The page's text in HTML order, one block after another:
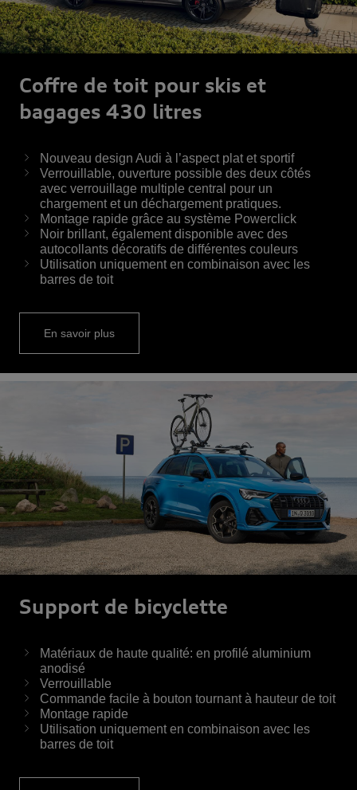
Coffre de toit pour skis et
bagages 430 litres
Nouveau design Audi à l’aspect plat et sportif
Verrouillable, ouverture possible des deux côtés
avec verrouillage multiple central pour un
chargement et un déchargement pratiques.
Montage rapide grâce au système Powerclick
Noir brillant, également disponible avec des
autocollants décoratifs de différentes couleurs
Utilisation uniquement en combinaison avec les
barres de toit
En savoir plus
Support de bicyclette
Matériaux de haute qualité: en profilé aluminium
anodisé
Verrouillable
Commande facile à bouton tournant à hauteur de toit
Montage rapide
Utilisation uniquement en combinaison avec les
barres de toit